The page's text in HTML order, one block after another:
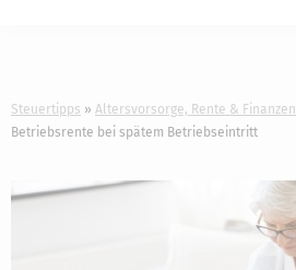
Steuertipps Altersvorsorge, Rente & Finanzen
Betriebsrente bei spätem Betriebseintritt